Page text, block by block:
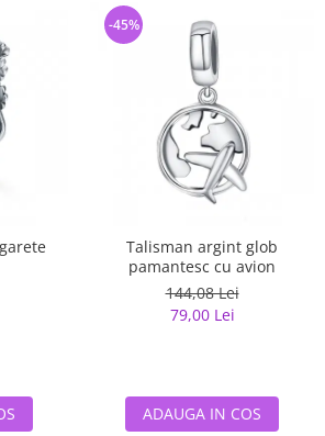
Talisman argint glob
pamantesc cu avion
144,08 Lei
79,00 Lei
-45%
ADAUGA IN COS